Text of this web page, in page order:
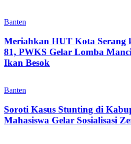
Banten
Meriahkan HUT Kota Serang
81, PWKS Gelar Lomba
Ikan Besok
Banten
Soroti Kasus Stunting di
Mahasiswa Gelar Sosialisasi